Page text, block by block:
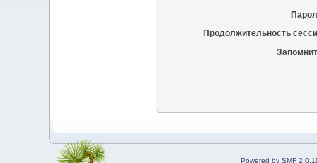
Продолжительность
Powered by SMF